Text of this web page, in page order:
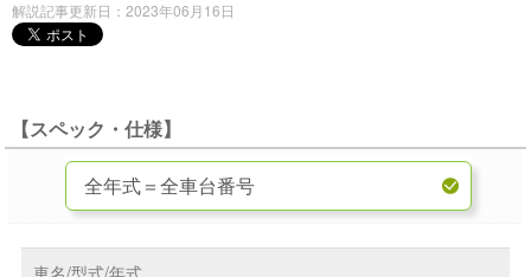
解説記事更新日：2023年06月16日
【スペック・仕様】
車名/型式/年式